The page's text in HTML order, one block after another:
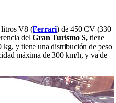
litros V8 (Ferrari) de 450 CV (330
del Gran Turismo S, tiene
y tiene una distribución de peso
máxima de 300 km/h, y va de